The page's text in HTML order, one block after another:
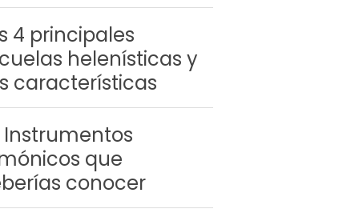
4 principales
helenísticas y
características
Instrumentos
que
conocer